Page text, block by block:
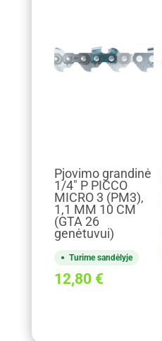
Pjovimo grandinė
1/4" P PICCO
MICRO 3 (PM3),
1,1 MM 10 CM
(GTA 26
genėtuvui)
Turime sandėlyje
12,80 €